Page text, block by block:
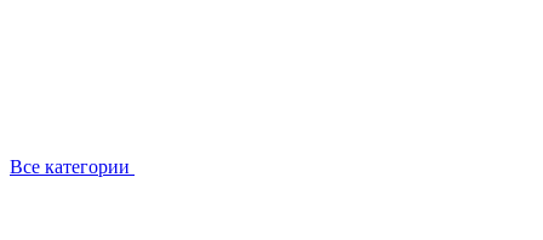
Все категории